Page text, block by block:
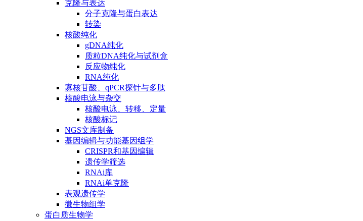
克隆与表达
分子克隆与蛋白表达
转染
核酸纯化
gDNA纯化
质粒DNA纯化与试剂盒
反应物纯化
RNA纯化
寡核苷酸、qPCR探针与多肽
核酸电泳与杂交
核酸电泳、转移、定量
核酸标记
NGS文库制备
基因编辑与功能基因组学
CRISPR和基因编辑
遗传学筛选
RNAi库
RNAi单克隆
表观遗传学
微生物组学
蛋白质生物学